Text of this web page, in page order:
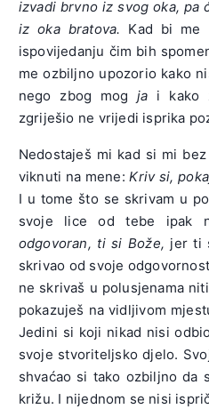
izvadi brvno iz svog oka, pa
iz oka bratova. Kad bi me
ispovijedanju čim bih
me ozbiljno upozorio kako
nego zbog mogja i kako
zgriješio ne vrijedi isprika
Nedostaješ mi kad si mi
viknuti na mene:Kriv si,
I u tome što se skrivam u
svoje lice od tebe ipak
odgovoran, ti si Bože, jer ti
skrivao od svoje
ne skrivaš u polusjenama
pokazuješ na vidljivom
Jedini si koji nikad nisi
svoje stvoriteljsko djelo.
shvaćao si tako ozbiljno da
križu. I nijednom se nisi